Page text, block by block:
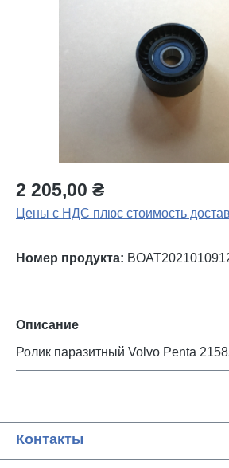
2 205,00 ₴
Цены с НДС плюс стоимость
Номер продукта:
Описание
Ролик паразитный Volvo Penta
Контакты